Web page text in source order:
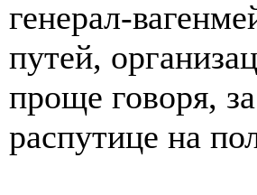
генерал-
путей,
проще говоря,
распутице на